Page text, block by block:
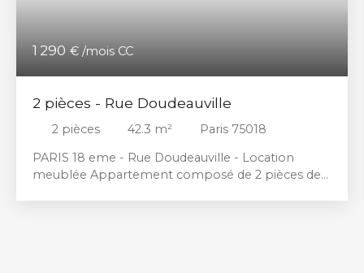
1 290 € /mois CC
2 pièces - Rue Doudeauville
2 pièces 42.3 m²
Paris 75018
PARIS 18 eme - Rue Doudeauville - Location
meublée Appartement composé de 2 pièces de